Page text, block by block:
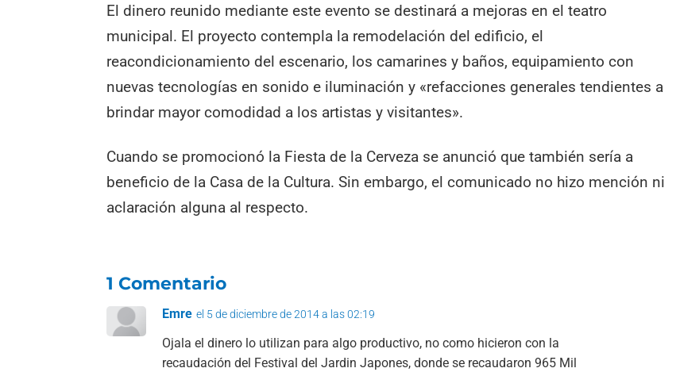
El dinero reunido mediante este evento se destinará a mejoras en el teatro
municipal. El proyecto contempla la remodelación del edificio, el
reacondicionamiento del escenario, los camarines y baños, equipamiento con
nuevas tecnologías en sonido e iluminación y «refacciones generales tendientes a
brindar mayor comodidad a los artistas y visitantes».
Cuando se promocionó la Fiesta de la Cerveza se anunció que también sería a
beneficio de la Casa de la Cultura. Sin embargo, el comunicado no hizo mención ni
aclaración alguna al respecto.
1 Comentario
Emre el 5 de diciembre de 2014 a las 02:19
Ojala el dinero lo utilizan para algo productivo, no como hicieron con la
recaudación del Festival del Jardin Japones, donde se recaudaron 965 Mil